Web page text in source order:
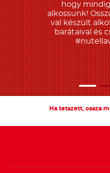
hogy
alkossunk!
val készült
barátaival és
Ha tetszett, ossza